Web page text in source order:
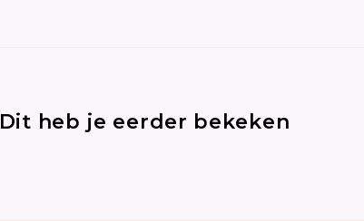
Dit heb je eerder bekeken